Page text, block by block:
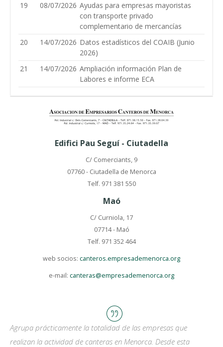
19
08/07/2026 Ayudas para empresas mayoristas
con transporte privado
complementario de mercancías
20
14/07/2026 Datos estadísticos del COAIB (Junio
2026)
21
14/07/2026 Ampliación información Plan de
Labores e informe ECA
Edifici Pau Seguí - Ciutadella
C/ Comerciants, 9
07760 - Ciutadella de Menorca
Telf. 971 381 550
Maó
C/ Curniola, 17
07714 - Maó
Telf. 971 352 464
web socios: canteros.empresademenorca.org
e-mail: canteras@empresademenorca.org
Agrupa prácticamente la totalidad de las empresas que
realizan la actividad de canteras en Menorca. Desde esta